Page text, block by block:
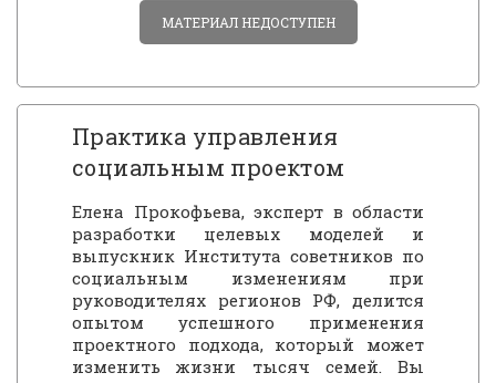
МАТЕРИАЛ НЕДОСТУПЕН
Практика управления
социальным проектом
Елена Прокофьева, эксперт в области
разработки целевых моделей и
выпускник Института советников по
социальным изменениям при
руководителях регионов РФ, делится
опытом успешного применения
проектного подхода, который может
изменить жизни тысяч семей. Вы